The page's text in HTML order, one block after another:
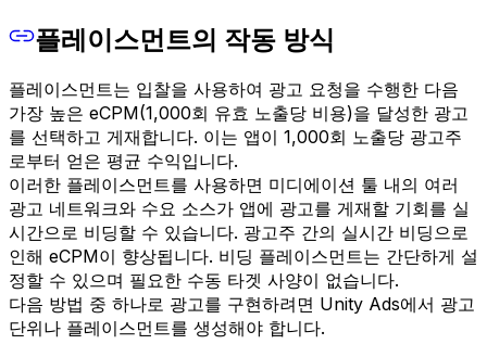
플레이스먼트의 작동 방식
플레이스먼트는 입찰을 사용하여 광고 요청을 수행한 다음
가장 높은 eCPM(1,000회 유효 노출당 비용)을 달성한 광고
를 선택하고 게재합니다. 이는 앱이 1,000회 노출당 광고주
로부터 얻은 평균 수익입니다.
이러한 플레이스먼트를 사용하면 미디에이션 툴 내의 여러
광고 네트워크와 수요 소스가 앱에 광고를 게재할 기회를 실
시간으로 비딩할 수 있습니다. 광고주 간의 실시간 비딩으로
인해 eCPM이 향상됩니다. 비딩 플레이스먼트는 간단하게 설
정할 수 있으며 필요한 수동 타겟 사양이 없습니다.
다음 방법 중 하나로 광고를 구현하려면 Unity Ads에서 광고
단위나 플레이스먼트를 생성해야 합니다.